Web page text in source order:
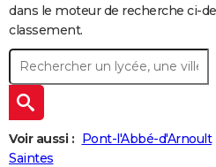
Essais
Réserver un essai
Citadines
Berlines
SUV
Forum auto
+
HIGH-TECH
BRICOLAGE
Forum
Aménagement intérieur
Extérieur
Cuisine
Salle de bains
Jardinage
Rangement
+WEEK-END
Guides de France
Escapades
Patrimoine
Expositions
Musées
Week-end nature
+
LIFESTYLE
Art de vivre
Bien-être
Loisirs
Mode
Modes de vie
+SANTE
dans le moteur de recherche ci-
classement.
Voir aussi : Pont-l'Abbé-d'Arnoult
Saintes